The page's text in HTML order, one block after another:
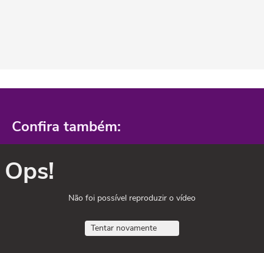
Confira também:
Ops!
Não foi possível reproduzir o vídeo
Tentar novamente